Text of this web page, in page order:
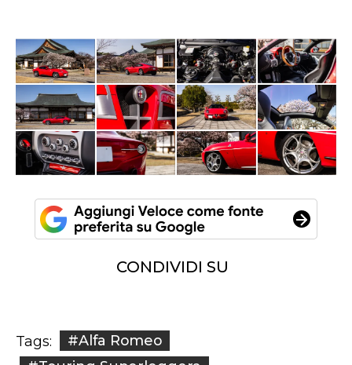
CONDIVIDI SU
Tags:
#Alfa Romeo